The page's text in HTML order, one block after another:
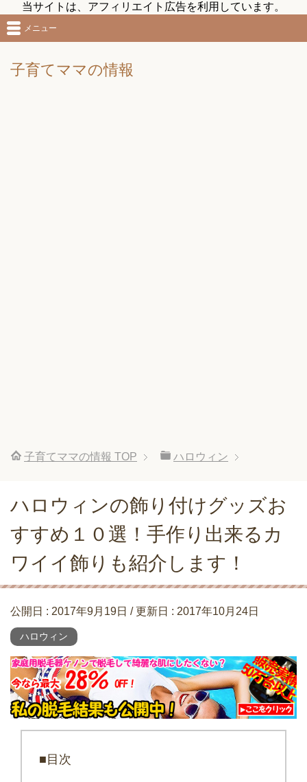
当サイトは、アフィリエイト広告を利用しています。
子育てママの情報
メニュー
子育てママの情報 TOP ハロウィン
ハロウィンの飾り付けグッズお
すすめ１０選！手作り出来るカ
ワイイ飾りも紹介します！
公開日 : 2017年9月19日 / 更新日 : 2017年10月24日
ハロウィン
■目次